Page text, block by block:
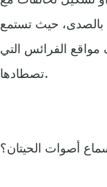
بالصدى، حيث تستمع
مواقع الفرائس التي
تصطادها.
أصوات الحيتان؟